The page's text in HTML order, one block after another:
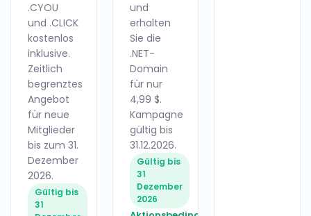
.CYOU
und .CLICK
kostenlos
inklusive.
Zeitlich
begrenztes
Angebot
für neue
Mitglieder
bis zum 31.
Dezember
2026.
Gültig bis
31
und
erhalten
Sie die
.NET-
Domain
für nur
4,99 $.
Kampagne
gültig bis
31.12.2026.
Gültig bis
31
Dezember
2026